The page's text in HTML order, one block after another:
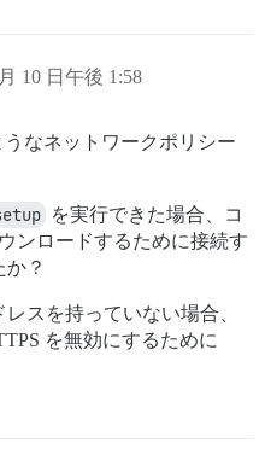
10 日午後 1:58
なネットワークポリシー
を実行できた場合、コ
ンロードするために接続す
？
スを持っていない場合、
を無効にするために